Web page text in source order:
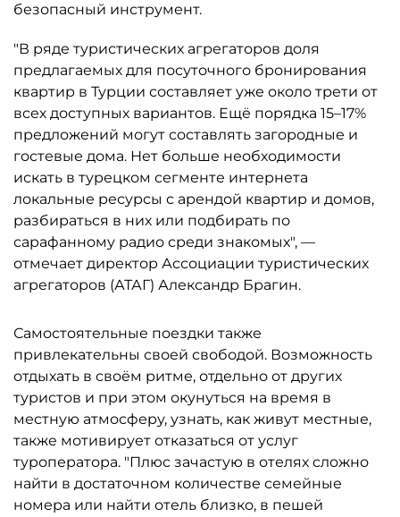
безопасный инструмент.
"В ряде туристических агрегаторов доля
предлагаемых для посуточного бронирования
квартир в Турции составляет уже около трети от
всех доступных вариантов. Ещё порядка 15–17%
предложений могут составлять загородные и
гостевые дома. Нет больше необходимости
искать в турецком сегменте интернета
локальные ресурсы с арендой квартир и домов,
разбираться в них или подбирать по
сарафанному радио среди знакомых", —
отмечает директор Ассоциации туристических
агрегаторов (АТАГ) Александр Брагин.
Самостоятельные поездки также
привлекательны своей свободой. Возможность
отдыхать в своём ритме, отдельно от других
туристов и при этом окунуться на время в
местную атмосферу, узнать, как живут местные,
также мотивирует отказаться от услуг
туроператора. "Плюс зачастую в отелях сложно
найти в достаточном количестве семейные
номера или найти отель близко, в пешей